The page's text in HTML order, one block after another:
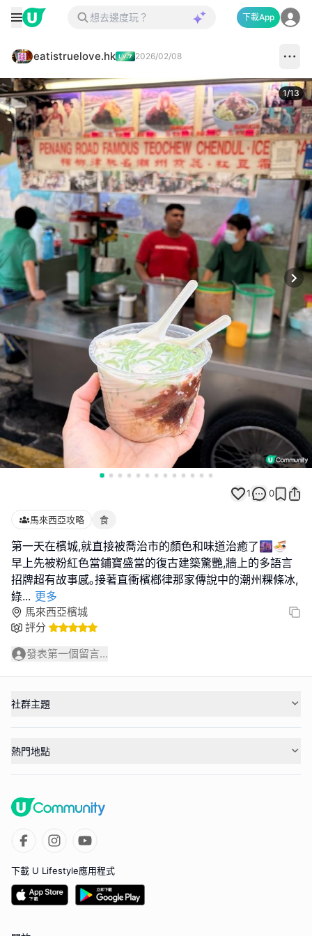
下載App
eatistruelove.hk 2026/02/08
1/13
1 0
馬來西亞攻略 食
第一天在檳城,就直接被喬治市的顏色和味道治癒了🌆🍜
早上先被粉紅色當鋪寶盛當的復古建築驚艷,牆上的多語言
招牌超有故事感｡接著直衝檳榔律那家傳說中的潮州粿條冰,
綠... 更多
馬來西亞檳城
評分
發表第一個留言...
社群主題
熱門地點
下載 U Lifestyle應用程式